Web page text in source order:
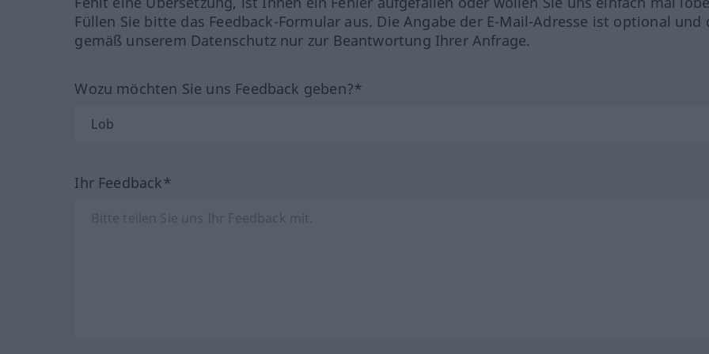
Füllen Sie bitte das Feedback-Formular aus. Die Angabe der E-Mail-Adresse ist optional und
gemäß unserem Datenschutz nur zur Beantwortung Ihrer Anfrage.
Wozu möchten Sie uns Feedback geben?*
Ihr Feedback*